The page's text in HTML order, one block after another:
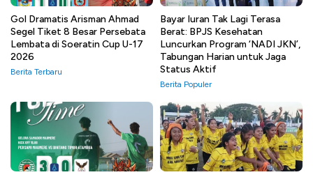
Gol Dramatis Arisman Ahmad
Segel Tiket 8 Besar Persebata
Lembata di Soeratin Cup U-17
2026
Berita Terbaru
Bayar Iuran Tak Lagi Terasa
Berat: BPJS Kesehatan
Luncurkan Program ‘NADI JKN’,
Tabungan Harian untuk Jaga
Status Aktif
Berita Populer